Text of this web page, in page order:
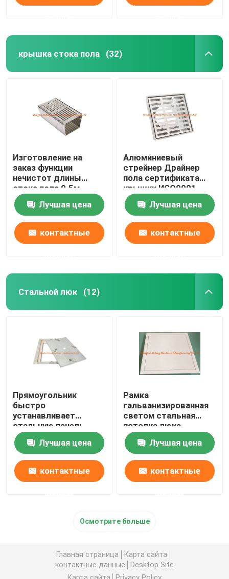
крышка стока пола (32)
Изготовление на
заказ функции
нечистот длины
стока пола 0.5м
нержавеющей стали
принимаетЛучшая цена
контактные
Алюминиевый
стрейнер Драйнер
пола сертификата
крышки ИСО9001
стока пола квадрата
металлаЛучшая цена
контактные
Стальной люк (12)
Прямоугольник
быстро
устанавливает
стальную панель
доступа с тяжелыми
крюками люка 4
Лучшая цена
контактные
Рамка
гальванизированная
светом стальная
потолка люка
дверцы входного
люка притока СК-
АПС-010
Лучшая цена
контактные
Осмотрите больше
Главная страница
Карта сайта
контактные данные
Desktop Site
Карта сайта
Privacy Policy